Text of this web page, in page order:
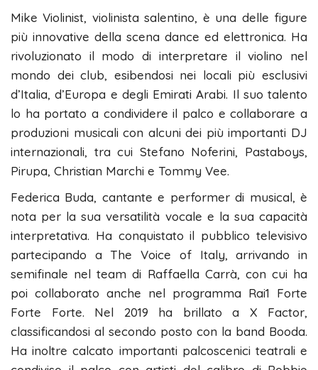
Mike Violinist, violinista salentino, è una delle figure
più innovative della scena dance ed elettronica. Ha
rivoluzionato il modo di interpretare il violino nel
mondo dei club, esibendosi nei locali più esclusivi
d’Italia, d’Europa e degli Emirati Arabi. Il suo talento
lo ha portato a condividere il palco e collaborare a
produzioni musicali con alcuni dei più importanti DJ
internazionali, tra cui Stefano Noferini, Pastaboys,
Pirupa, Christian Marchi e Tommy Vee.
Federica Buda, cantante e performer di musical, è
nota per la sua versatilità vocale e la sua capacità
interpretativa. Ha conquistato il pubblico televisivo
partecipando a The Voice of Italy, arrivando in
semifinale nel team di Raffaella Carrà, con cui ha
poi collaborato anche nel programma Rai1 Forte
Forte Forte. Nel 2019 ha brillato a X Factor,
classificandosi al secondo posto con la band Booda.
Ha inoltre calcato importanti palcoscenici teatrali e